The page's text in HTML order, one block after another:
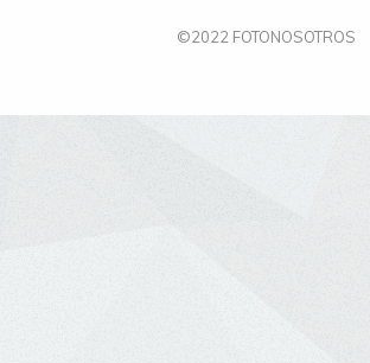
©2022 FOTONOSOTROS